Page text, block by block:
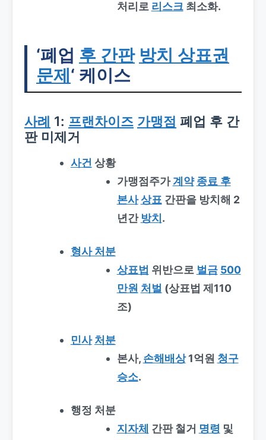
처리로 리스크최소화.
‘폐업 후 간판 방치 상표권
문제 ‘ 케이스
사례 1: 프랜차이즈 가맹점 폐업 후 간
판 미제거
사건 상황
가맹점주가계약 종료 후
본사 상표 간판을 방치해 2
년간 방치 .
형사 처분
상표법 위반으로 벌금 500
만원 처벌 (상표법 제110
조)
민사 처분
본사, 손해배상1억원 청구
승소.
행정 처분
지자체 간판 철거 명령 및